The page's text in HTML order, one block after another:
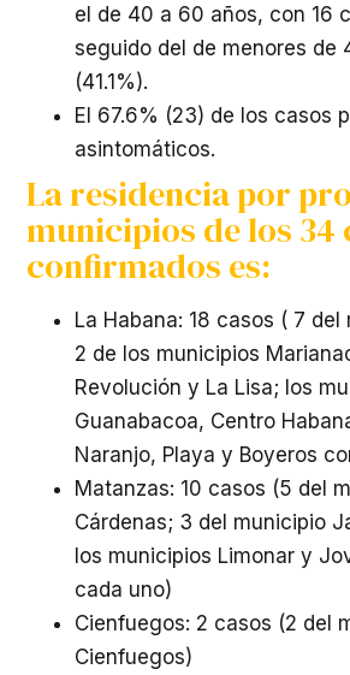
el de 40 a 60 años, con 16
seguido del de menores de
(41.1%).
El 67.6% (23) de los casos
asintomáticos.
La residencia por
municipios de los 34
confirmados es:
La Habana: 18 casos ( 7
2 de los municipios
Revolución y La Lisa; los
Guanabacoa, Centro
Naranjo, Playa y Boyeros
Matanzas: 10 casos (5 del
Cárdenas; 3 del municipio
los municipios Limonar y
cada uno)
Cienfuegos: 2 casos (2 del
Cienfuegos)